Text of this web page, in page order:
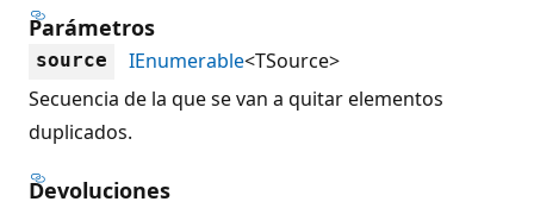
Parámetros
source IEnumerable<TSource>
Secuencia de la que se van a quitar elementos
duplicados.
Devoluciones